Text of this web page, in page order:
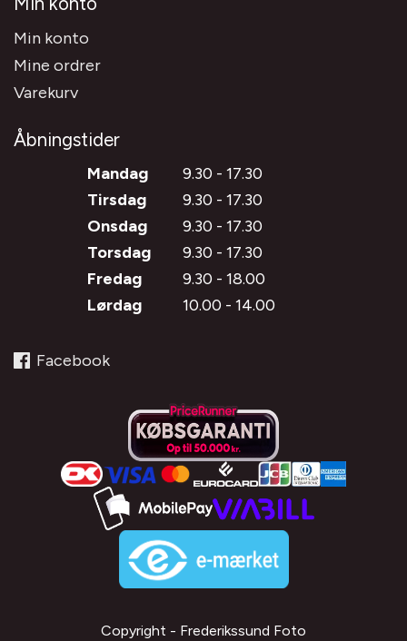
Min konto
Mine ordrer
Varekurv
Åbningstider
Mandag
9.30 - 17.30
Tirsdag
9.30 - 17.30
Onsdag
9.30 - 17.30
Torsdag
9.30 - 17.30
Fredag
9.30 - 18.00
Lørdag
10.00 - 14.00
Facebook
Copyright - Frederikssund Foto